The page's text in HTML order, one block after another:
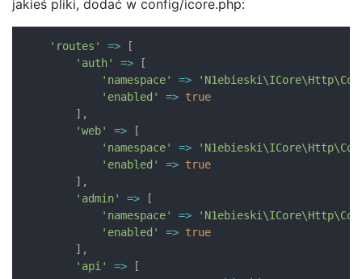
jakieś pliki, dodać w config/icore.php:
'routes' =>
[
'auth'
=>
[
'namespace'
=>
'enabled'
=> true
] ,
'web'
=>
[
'namespace'
=>
'enabled'
=> true
] ,
'admin'
=>
[
'namespace'
=>
'enabled'
=> true
] ,
'api'
=>
[